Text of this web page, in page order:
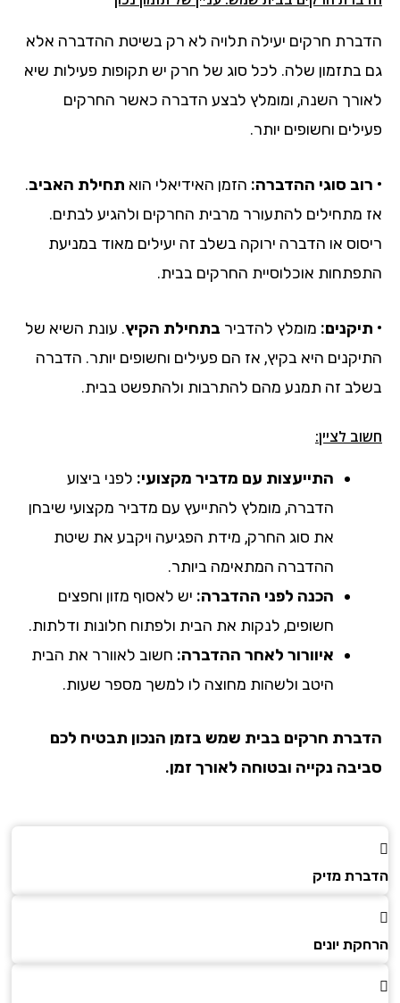
הדברת חרקים יעילה תלויה לא רק בשיטת ההדברה אלא
גם בתזמון שלה. לכל סוג של חרק יש תקופות פעילות שיא
לאורך השנה, ומומלץ לבצע הדברה כאשר החרקים
פעילים וחשופים יותר.
• רוב סוגי ההדברה: הזמן האידיאלי הוא תחילת האביב.
אז מתחילים להתעורר מרבית החרקים ולהגיע לבתים.
ריסוס או הדברה ירוקה בשלב זה יעילים מאוד במניעת
התפתחות אוכלוסיית החרקים בבית.
• תיקנים: מומלץ להדביר בתחילת הקיץ. עונת השיא של
התיקנים היא בקיץ, אז הם פעילים וחשופים יותר. הדברה
בשלב זה תמנע מהם להתרבות ולהתפשט בבית.
חשוב לציין:
התייעצות עם מדביר מקצועי: לפני ביצוע
הדברה, מומלץ להתייעץ עם מדביר מקצועי שיבחן
את סוג החרק, מידת הפגיעה ויקבע את שיטת
ההדברה המתאימה ביותר.
הכנה לפני ההדברה: יש לאסוף מזון וחפצים
חשופים, לנקות את הבית ולפתוח חלונות ודלתות.
איוורור לאחר ההדברה: חשוב לאוורר את הבית
היטב ולשהות מחוצה לו למשך מספר שעות.
הדברת חרקים בבית שמש בזמן הנכון תבטיח לכם
סביבה נקייה ובטוחה לאורך זמן.
הדברת מזיק
הרחקת יונים